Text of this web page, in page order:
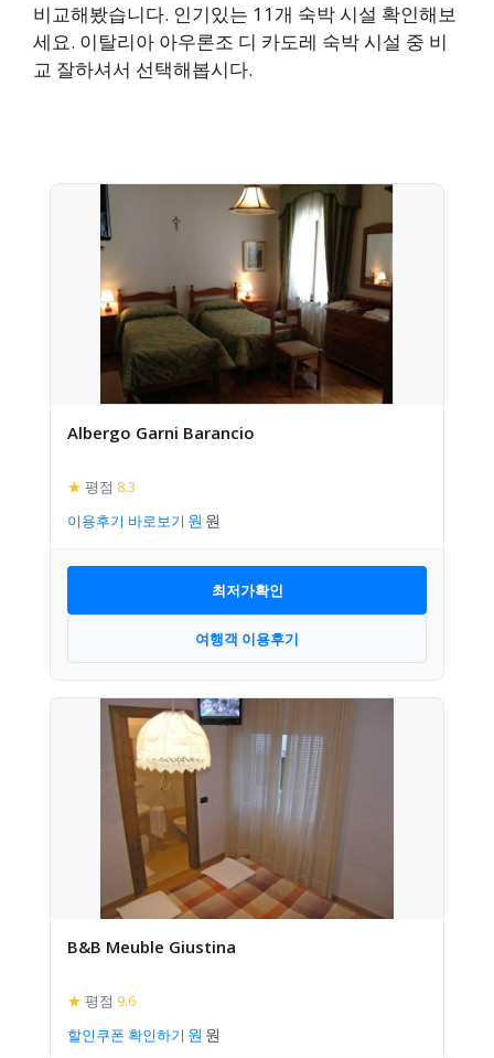
비교해봤습니다. 인기있는 11개 숙박 시설 확인해보
세요. 이탈리아 아우론조 디 카도레 숙박 시설 중 비
교 잘하셔서 선택해봅시다.
Albergo Garni Barancio
★ 평점 8.3
이용후기 바로보기
최저가확인
여행객 이용후기
B&B Meuble Giustina
★ 평점 9.6
할인쿠폰 확인하기